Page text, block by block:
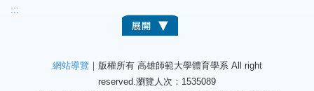
:::
網站導覽 ｜版權所有 高雄師範大學體育學系 All right
reserved. 瀏覽人次：1535089